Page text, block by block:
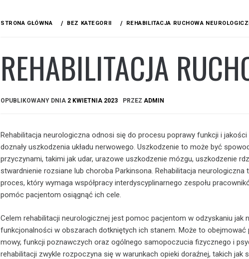
STRONA GŁÓWNA BEZ KATEGORII REHABILITACJA RUCHOWA
REHABILITACJA
OPUBLIKOWANY DNIA 2 KWIETNIA 2023 PRZEZ ADMIN
Rehabilitacja neurologiczna odnosi się do procesu poprawy funkcji i
doznały uszkodzenia układu nerwowego. Uszkodzenie to może być
przyczynami, takimi jak udar, urazowe uszkodzenie mózgu, uszkodzenie
stwardnienie rozsiane lub choroba Parkinsona. Rehabilitacja neurologiczna
proces, który wymaga współpracy interdyscyplinarnego zespołu
pomóc pacjentom osiągnąć ich cele.
Celem rehabilitacji neurologicznej jest pomoc pacjentom w odzyskaniu jak
funkcjonalności w obszarach dotkniętych ich stanem. Może to obejmować
mowy, funkcji poznawczych oraz ogólnego samopoczucia fizycznego i
rehabilitacji zwykle rozpoczyna się w warunkach opieki doraźnej, takich jak